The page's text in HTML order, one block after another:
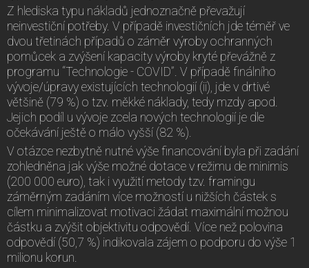
Z hlediska typu nákladů jednoznačně převažují
neinvestiční potřeby. V případě investičních jde téměř ve
dvou třetinách případů o záměr výroby ochranných
pomůcek a zvýšení kapacity výroby kryté převážně z
programu “Technologie - COVID”. V případě finálního
vývoje/úpravy existujících technologií (ii), jde v drtivé
většině (79 %) o tzv. měkké náklady, tedy mzdy apod.
Jejich podíl u vývoje zcela nových technologií je dle
očekávání ještě o málo vyšší (82 %).
V otázce nezbytně nutné výše financování byla při zadání
zohledněna jak výše možné dotace v režimu de minimis
(200 000 euro), tak i využití metody tzv. framingu
záměrným zadáním více možností u nižších částek s
cílem minimalizovat motivaci žádat maximální možnou
částku a zvýšit objektivitu odpovědí. Více než polovina
odpovědí (50,7 %) indikovala zájem o podporu do výše 1
milionu korun.